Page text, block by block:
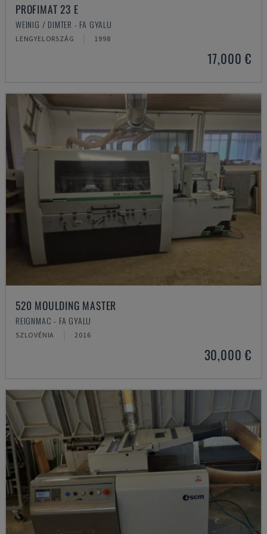
PROFIMAT 23 E
WEINIG / DIMTER - FA GYALU
LENGYELORSZÁG 1998
17,000 €
520 MOULDING MASTER
REIGNMAC - FA GYALU
SZLOVÉNIA 2016
30,000 €